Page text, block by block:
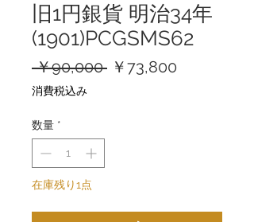
旧1円銀貨 明治34年
(1901)PCGSMS62
￥90,000 通￥73,800
消費税込み
数量 *
在庫残り1点